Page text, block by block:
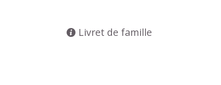
Livret de famille